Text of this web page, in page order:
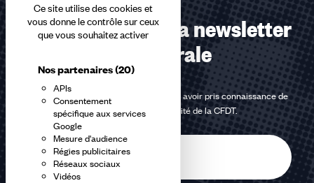
Ce site utilise des cookies et
vous donne le contrôle sur ceux
que vous souhaitez activer
Nos partenaires(20)
APIs
Consentement
spécifique aux services
Google
Mesure d'audience
Régies publicitaires
Réseaux sociaux
Vidéos
Abonnez-vous à la newsletter
confédérale
En m'inscrivant à la newsletter, j'affirme avoir pris connaissance de
lapolitique de confidentialité de la CFDT.